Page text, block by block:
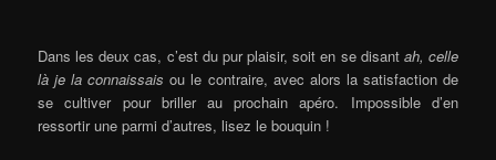
Dans les deux cas, c’est du pur plaisir, soit en se disant ah, celle
là je la connaissaisou le contraire, avec alors la satisfaction de
se cultiver pour briller au prochain apéro. Impossible d’en
ressortir une parmi d’autres, lisez le bouquin !